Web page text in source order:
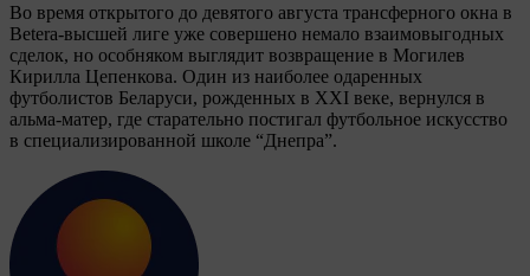
Во время открытого до девятого августа трансферного окна в
Betera-высшей лиге уже совершено немало взаимовыгодных
сделок, но особняком выглядит возвращение в Могилев
Кирилла Цепенкова. Один из наиболее одаренных
футболистов Беларуси, рожденных в XXI веке, вернулся в
альма-матер, где старательно постигал футбольное искусство
в специализированной школе “Днепра”.